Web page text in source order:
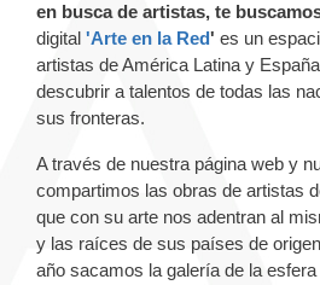
en busca de artistas, te
digital 'Arte en la Red' es un
artistas de América Latina y
descubrir a talentos de todas las
sus fronteras.
A través de nuestra página web y
compartimos las obras de artistas
que con su arte nos adentran al
y las raíces de sus países de
año sacamos la galería de la